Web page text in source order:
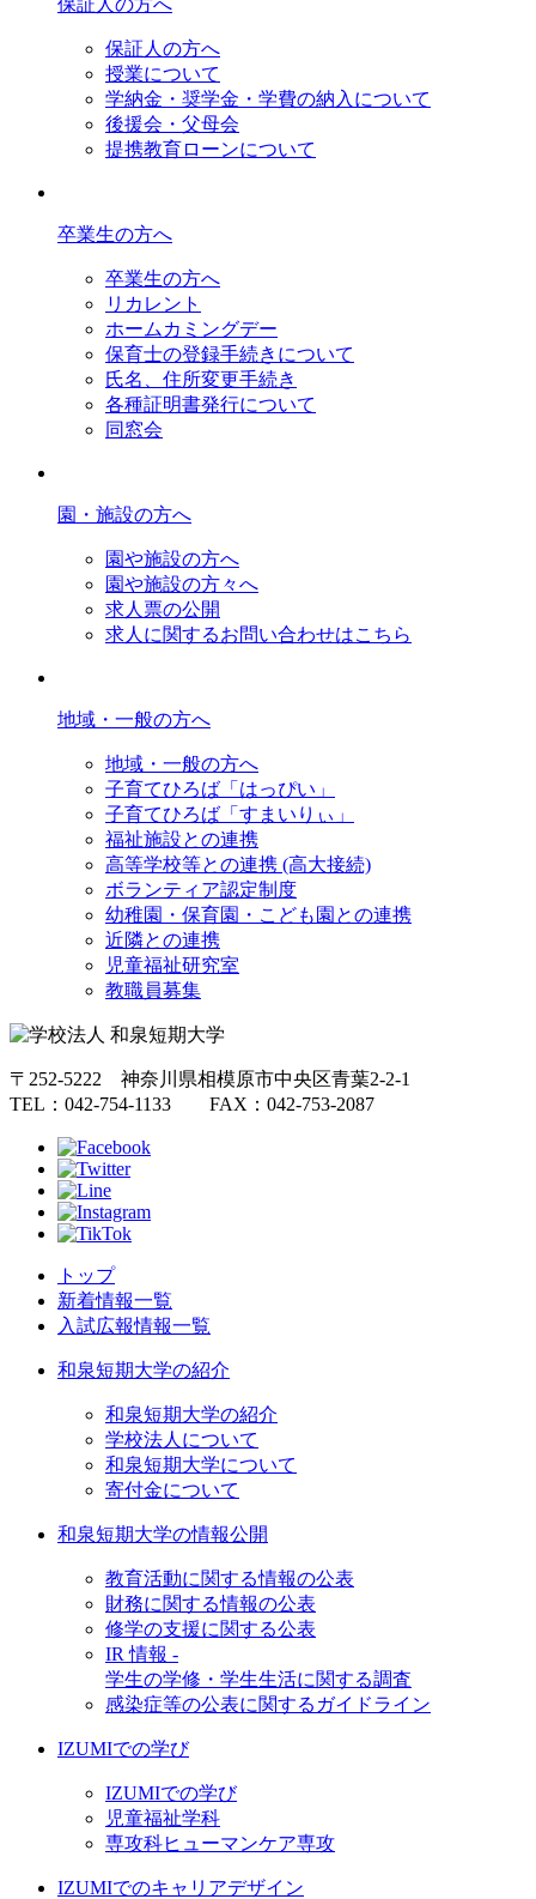
保証人の方へ
授業について
学納金・奨学金・学費の納入について
後援会・父母会
提携教育ローンについて
卒業生の方へ
卒業生の方へ
リカレント
ホームカミングデー
保育士の登録手続きについて
氏名、住所変更手続き
各種証明書発行について
同窓会
園・施設の方へ
園や施設の方へ
園や施設の方々へ
求人票の公開
求人に関するお問い合わせはこちら
地域・一般の方へ
地域・一般の方へ
子育てひろば「はっぴい」
子育てひろば「すまいりぃ」
福祉施設との連携
高等学校等との連携 (高大接続)
ボランティア認定制度
幼稚園・保育園・こども園との連携
近隣との連携
児童福祉研究室
教職員募集
〒252-5222 神奈川県相模原市中央区青葉2-2-1
TEL：042-754-1133 FAX：042-753-2087
トップ
新着情報一覧
入試広報情報一覧
和泉短期大学の紹介
和泉短期大学の紹介
学校法人について
和泉短期大学について
寄付金について
和泉短期大学の情報公開
教育活動に関する情報の公表
財務に関する情報の公表
修学の支援に関する公表
IR 情報 -
学生の学修・学生生活に関する調査
感染症等の公表に関するガイドライン
IZUMIでの学び
IZUMIでの学び
児童福祉学科
専攻科ヒューマンケア専攻
IZUMIでのキャリアデザイン